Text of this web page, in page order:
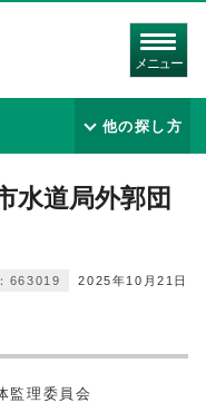
メニュー
他の探し方
水道局外郭団
2025年10月21日
663019
監理委員会